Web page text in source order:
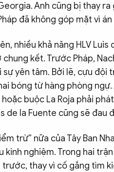
Anh cũng bị thay
đã không góp mặt vì
nhiều khả năng HLV
chung kết. Trước Pháp,
sự yên tâm. Bởi lẽ, cựu
bóng từ hàng phòng
hoặc buộc La Roja phải
de la Fuente cũng sẽ đau
trừ” nữa của Tây Ban
kinh nghiệm. Trong hai
trước, thay vì cố gắng tìm